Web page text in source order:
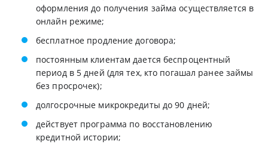
оформления до получения займа осуществляется в
онлайн режиме;
бесплатное продление договора;
постоянным клиентам дается беспроцентный
период в 5 дней (для тех, кто погашал ранее займы
без просрочек);
долгосрочные микрокредиты до 90 дней;
действует программа по восстановлению
кредитной истории;